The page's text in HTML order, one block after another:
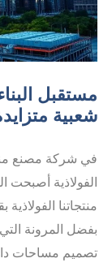
مستقبل
شعبية
في شركة مصنع
الفولاذية أصبحت
منتجاتنا الفولاذية
بفضل المرونة
تصميم مساحات